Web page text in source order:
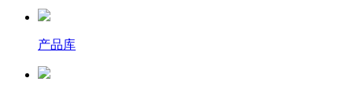
产品库